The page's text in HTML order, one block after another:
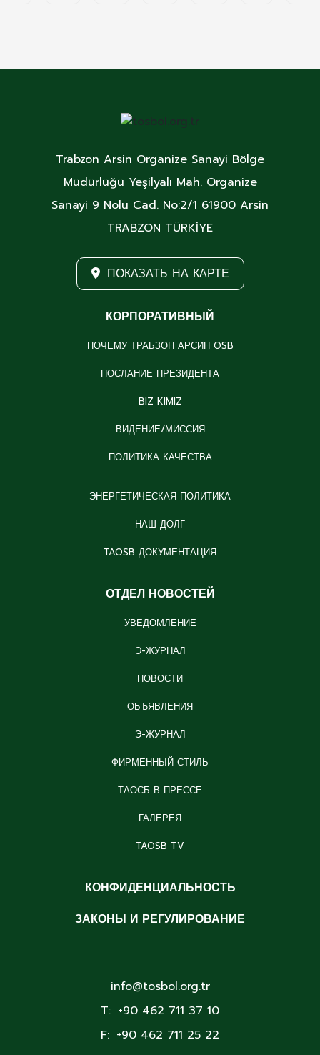
Trabzon Arsin Organize Sanayi Bölge
Müdürlüğü Yeşilyalı Mah. Organize
Sanayi 9 Nolu Cad. No:2/1 61900 Arsin
TRABZON TÜRKİYE
ПОКАЗАТЬ НА КАРТЕ
КОРПОРАТИВНЫЙ
ПОЧЕМУ ТРАБЗОН АРСИН OSB
ПОСЛАНИЕ ПРЕЗИДЕНТА
BIZ KIMIZ
ВИДЕНИЕ/МИССИЯ
ПОЛИТИКА КАЧЕСТВА
ЭНЕРГЕТИЧЕСКАЯ ПОЛИТИКА
НАШ ДОЛГ
TAOSB ДОКУМЕНТАЦИЯ
ОТДЕЛ НОВОСТЕЙ
УВЕДОМЛЕНИЕ
Э-ЖУРНАЛ
НОВОСТИ
ОБЪЯВЛЕНИЯ
Э-ЖУРНАЛ
ФИРМЕННЫЙ СТИЛЬ
ТАОСБ В ПРЕССЕ
ГАЛЕРЕЯ
TAOSB TV
КОНФИДЕНЦИАЛЬНОСТЬ
ЗАКОНЫ И РЕГУЛИРОВАНИЕ
info@tosbol.org.tr
T: +90 462 711 37 10
F: +90 462 711 25 22